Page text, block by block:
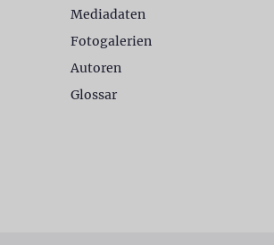
Mediadaten
Fotogalerien
Autoren
Glossar